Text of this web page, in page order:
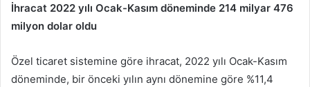
İhracat 2022 yılı Ocak-Kasım döneminde 214 milyar 476
milyon dolar oldu
Özel ticaret sistemine göre ihracat, 2022 yılı Ocak-Kasım
döneminde, bir önceki yılın aynı dönemine göre %11,4